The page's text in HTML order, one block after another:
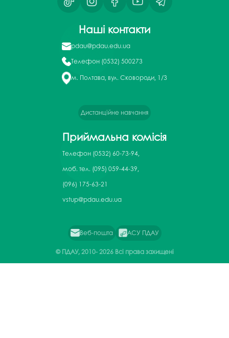
Наші контакти
pdau@pdau.edu.ua
Телефон (0532) 500273
м. Полтава, вул. Сковороди, 1/3
Дистанційне навчання
Приймальна комісія
Телефон (0532) 60-73-94,
моб. тел. (095) 059-44-39,
(096) 175-63-21
vstup@pdau.edu.ua
Веб-пошта АСУ ПДАУ
© ПДАУ, 2010-2026 Всі права захищені